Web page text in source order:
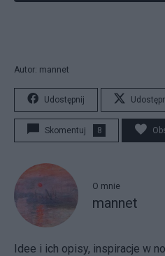
Autor: mannet
Udostępnij
Skomentuj 8
O mnie
mannet
Idee i ich opisy, inspiracje w